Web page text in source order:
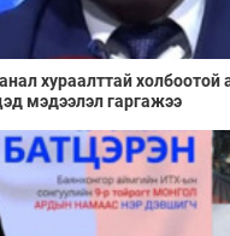
хураалттай холбоотой
мэдээлэл гаргажээ